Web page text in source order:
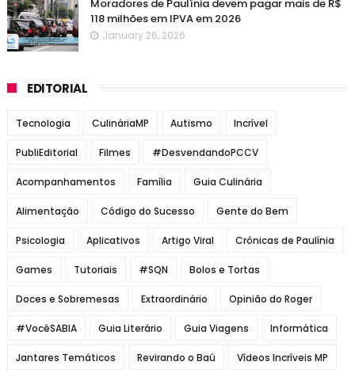
Moradores de Paulínia devem pagar mais de R$
118 milhões em IPVA em 2026
January 26, 2026
EDITORIAL
Tecnologia CulináriaMP Autismo Incrível
PubliEditorial Filmes #DesvendandoPCCV
Acompanhamentos Família Guia Culinária
Alimentação Código do Sucesso Gente do Bem
Psicologia Aplicativos Artigo Viral Crônicas de Paulínia
Games Tutoriais #SQN Bolos e Tortas
Doces e Sobremesas Extraordinário Opinião do Roger
#VocêSABIA Guia Literário Guia Viagens Informática
Jantares Temáticos Revirando o Baú Vídeos Incríveis MP